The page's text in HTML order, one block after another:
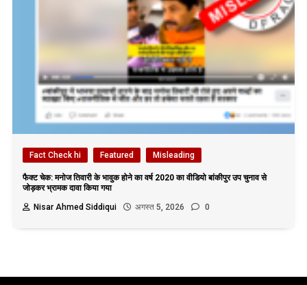
Fact Check hi Featured Misleading
फैक्ट चेक: मनोज तिवारी के भावुक होने का वर्ष 2020 का वीडियो बांकीपुर उप चुनाव से
जोड़कर भ्रामक दावा किया गया
Nisar Ahmed Siddiqui
अगस्त 5, 2026 0